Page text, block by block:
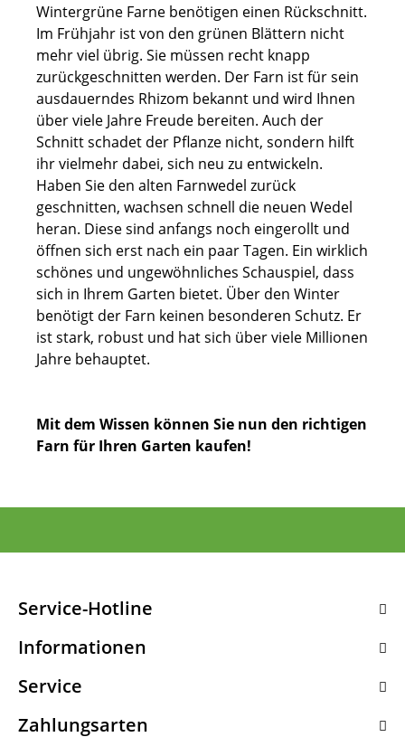
Wintergrüne Farne benötigen einen Rückschnitt.
Im Frühjahr ist von den grünen Blättern nicht
mehr viel übrig. Sie müssen recht knapp
zurückgeschnitten werden. Der Farn ist für sein
ausdauerndes Rhizom bekannt und wird Ihnen
über viele Jahre Freude bereiten. Auch der
Schnitt schadet der Pflanze nicht, sondern hilft
ihr vielmehr dabei, sich neu zu entwickeln.
Haben Sie den alten Farnwedel zurück
geschnitten, wachsen schnell die neuen Wedel
heran. Diese sind anfangs noch eingerollt und
öffnen sich erst nach ein paar Tagen. Ein wirklich
schönes und ungewöhnliches Schauspiel, dass
sich in Ihrem Garten bietet. Über den Winter
benötigt der Farn keinen besonderen Schutz. Er
ist stark, robust und hat sich über viele Millionen
Jahre behauptet.
Mit dem Wissen können Sie nun den richtigen
Farn für Ihren Garten kaufen!
Service-Hotline
Informationen
Service
Zahlungsarten